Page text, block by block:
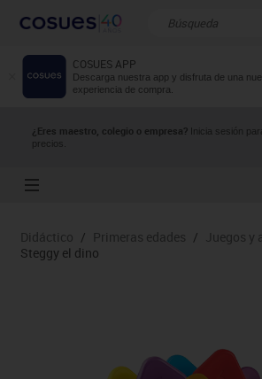
COSUES APP
Descarga nuestra app y disfruta de una
experiencia de compra.
¿Eres maestro, colegio o empresa? Inicia sesión
precios.
Resultados de la
Didáctico / Primeras edades / Juegos y
Steggy el dino